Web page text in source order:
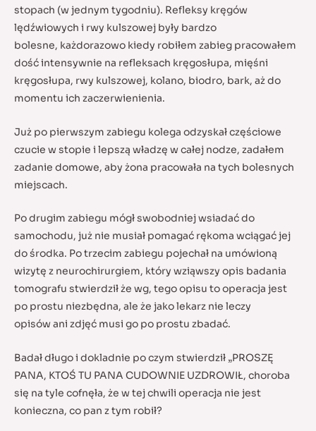
stopach (w jednym tygodniu). Refleksy kręgów
lędźwiowych i rwy kulszowej były bardzo
bolesne, każdorazowo kiedy robiłem zabieg pracowałem
dość intensywnie na refleksach kręgosłupa, mięśni
kręgosłupa, rwy kulszowej, kolano, biodro, bark, aż do
momentu ich zaczerwienienia.
Już po pierwszym zabiegu kolega odzyskał częściowe
czucie w stopie i lepszą władzę w całej nodze, zadałem
zadanie domowe, aby żona pracowała na tych bolesnych
miejscach.
Po drugim zabiegu mógł swobodniej wsiadać do
samochodu, już nie musiał pomagać rękoma wciągać jej
do środka. Po trzecim zabiegu pojechał na umówioną
wizytę z neurochirurgiem, który wziąwszy opis badania
tomografu stwierdził że wg, tego opisu to operacja jest
po prostu niezbędna, ale że jako lekarz nie leczy
opisów ani zdjęć musi go po prostu zbadać.
Badał długo i dokladnie po czym stwierdził „PROSZĘ
PANA, KTOŚ TU PANA CUDOWNIE UZDROWIŁ, choroba
się na tyle cofnęła, że w tej chwili operacja nie jest
konieczna, co pan z tym robił?